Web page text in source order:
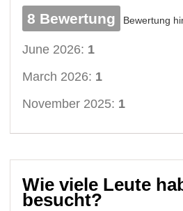
8 Bewertung Bewertung
June 2026: 1
March 2026: 1
November 2025: 1
Wie viele Leute
besucht?